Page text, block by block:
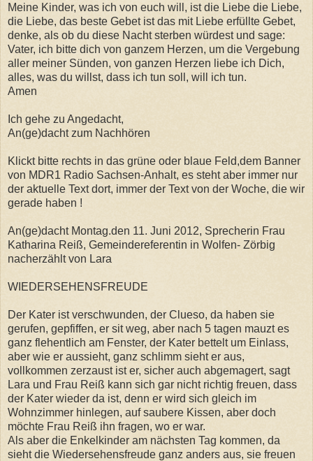
Meine Kinder, was ich von euch will, ist die Liebe die Liebe,
die Liebe, das beste Gebet ist das mit Liebe erfüllte Gebet,
denke, als ob du diese Nacht sterben würdest und sage:
Vater, ich bitte dich von ganzem Herzen, um die Vergebung
aller meiner Sünden, von ganzen Herzen liebe ich Dich,
alles, was du willst, dass ich tun soll, will ich tun.
Amen
Ich gehe zu Angedacht,
An(ge)dacht zum Nachhören
Klickt bitte rechts in das grüne oder blaue Feld,dem Banner
von MDR1 Radio Sachsen-Anhalt, es steht aber immer nur
der aktuelle Text dort, immer der Text von der Woche, die wir
gerade haben !
An(ge)dacht Montag.den 11. Juni 2012, Sprecherin Frau
Katharina Reiß, Gemeindereferentin in Wolfen- Zörbig
nacherzählt von Lara
WIEDERSEHENSFREUDE
Der Kater ist verschwunden, der Clueso, da haben sie
gerufen, gepfiffen, er sit weg, aber nach 5 tagen mauzt es
ganz flehentlich am Fenster, der Kater bettelt um Einlass,
aber wie er aussieht, ganz schlimm sieht er aus,
vollkommen zerzaust ist er, sicher auch abgemagert, sagt
Lara und Frau Reiß kann sich gar nicht richtig freuen, dass
der Kater wieder da ist, denn er wird sich gleich im
Wohnzimmer hinlegen, auf saubere Kissen, aber doch
möchte Frau Reiß ihn fragen, wo er war.
Als aber die Enkelkinder am nächsten Tag kommen, da
sieht die Wiedersehensfreude ganz anders aus, sie freuen